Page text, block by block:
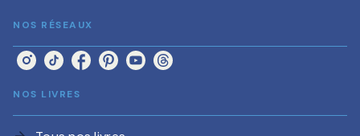
NOS RÉSEAUX
NOS LIVRES